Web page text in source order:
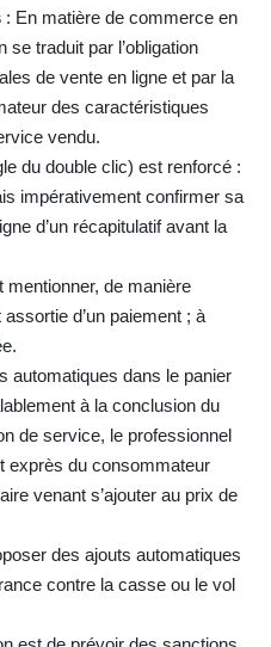
: En matière de commerce en
se traduit par l’obligation
de vente en ligne et par la
des caractéristiques
vendu.
du double clic) est renforcé :
impérativement confirmer sa
d’un récapitulatif avant la
de manière
d’un paiement ; à
automatiques dans le panier
à la conclusion du
de service, le professionnel
exprès du consommateur
venant s’ajouter au prix de
des ajouts automatiques
contre la casse ou le vol